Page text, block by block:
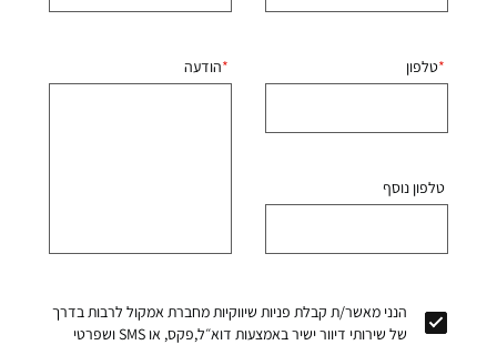
טלפון
טלפון נוסף
הודעה
הנני מאשר/ת קבלת פניות שיווקיות מחברת אמקול לרבות בדרך
של שירותי דיוור ישיר באמצעות דוא״ל,פקס, או SMS ושפרטי